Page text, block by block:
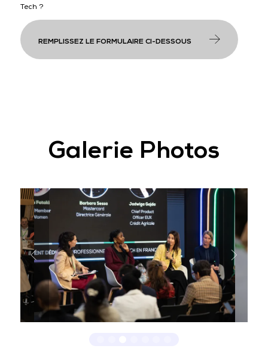
Tech ?
REMPLISSEZ LE FORMULAIRE CI-DESSOUS
Galerie Photos